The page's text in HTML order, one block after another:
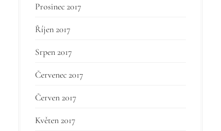
Prosinec 2017
Říjen 2017
Srpen 2017
Červenec 2017
Červen 2017
Květen 2017